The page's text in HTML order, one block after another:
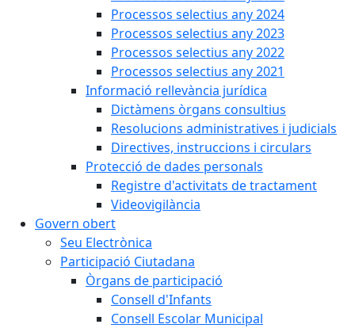
Processos selectius any 2024
Processos selectius any 2023
Processos selectius any 2022
Processos selectius any 2021
Informació rellevància jurídica
Dictàmens òrgans consultius
Resolucions administratives i judicials
Directives, instruccions i circulars
Protecció de dades personals
Registre d'activitats de tractament
Videovigilància
Govern obert
Seu Electrònica
Participació Ciutadana
Òrgans de participació
Consell d'Infants
Consell Escolar Municipal